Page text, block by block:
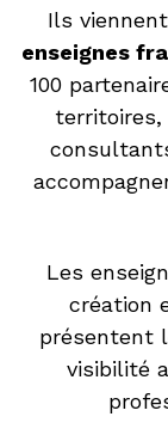
Ils
enseignes
100
territoires,
Les
création
présentent
visibilité